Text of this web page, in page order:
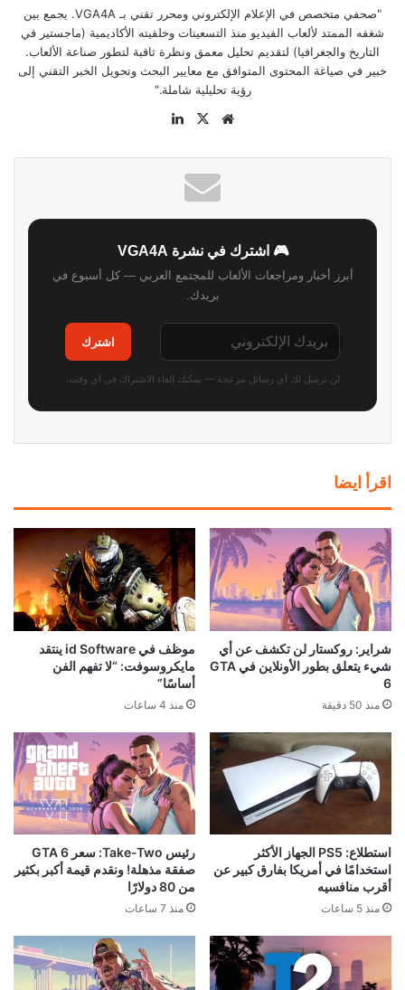
"صحفي متخصص في الإعلام الإلكتروني ومحرر تقني بـ VGA4A. يجمع بين
شغفه الممتد لألعاب الفيديو منذ التسعينات وخلفيته الأكاديمية (ماجستير في
التاريخ والجغرافيا) لتقديم تحليل معمق ونظرة ثاقبة لتطور صناعة الألعاب.
خبير في صياغة المحتوى المتوافق مع معايير البحث وتحويل الخبر التقني إلى
رؤية تحليلية شاملة."
موقع
‫X
🎮 اشترك في نشرة VGA4A
أبرز أخبار ومراجعات الألعاب للمجتمع العربي — كل أسبوع في
بريدك.
اشترك
لن نرسل لك أي رسائل مزعجة — يمكنك إلغاء الاشتراك في أي وقت.
اقرأ ايضا
شراير: روكستار لن تكشف عن أي
شيء يتعلق بطور الأونلاين في GTA
6
منذ 50 دقيقة
موظف في id Software ينتقد
مايكروسوفت: “لا تفهم الفن
أساسًا”
منذ 4 ساعات
استطلاع: PS5 الجهاز الأكثر
استخدامًا في أمريكا بفارق كبير عن
أقرب منافسيه
منذ 5 ساعات
رئيس Take-Two: سعر GTA 6
صفقة مذهلة! ونقدم قيمة أكبر بكثير
من 80 دولارًا
منذ 7 ساعات